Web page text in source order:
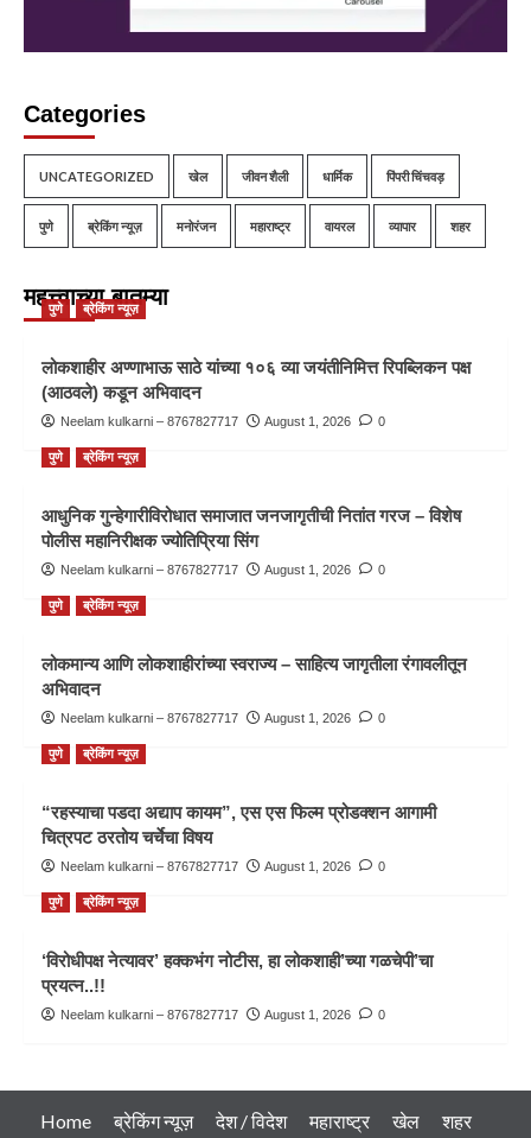
Categories
UNCATEGORIZED खेल जीवन शैली धार्मिक पिंपरी चिंचवड़
पुणे ब्रेकिंग न्यूज़ मनोरंजन महाराष्ट्र वायरल व्यापार शहर
महत्त्वाच्या बातम्या
पुणे ब्रेकिंग न्यूज़
लोकशाहीर अण्णाभाऊ साठे यांच्या १०६ व्या जयंतीनिमित्त रिपब्लिकन पक्ष
(आठवले) कडून अभिवादन
Neelam kulkarni – 8767827717 August 1, 2026 0
पुणे ब्रेकिंग न्यूज़
आधुनिक गुन्हेगारीविरोधात समाजात जनजागृतीची नितांत गरज – विशेष
पोलीस महानिरीक्षक ज्योतिप्रिया सिंग
Neelam kulkarni – 8767827717 August 1, 2026 0
पुणे ब्रेकिंग न्यूज़
लोकमान्य आणि लोकशाहीरांच्या स्वराज्य – साहित्य जागृतीला रंगावलीतून
अभिवादन
Neelam kulkarni – 8767827717 August 1, 2026 0
पुणे ब्रेकिंग न्यूज़
“रहस्याचा पडदा अद्याप कायम”, एस एस फिल्म प्रोडक्शन आगामी
चित्रपट ठरतोय चर्चेचा विषय
Neelam kulkarni – 8767827717 August 1, 2026 0
पुणे ब्रेकिंग न्यूज़
‘विरोधीपक्ष नेत्यावर’ हक्कभंग नोटीस, हा लोकशाही’च्या गळचेपी’चा
प्रयत्न..!!
Neelam kulkarni – 8767827717 August 1, 2026 0
Home ब्रेकिंग न्यूज़ देश / विदेश महाराष्ट्र खेल शहर